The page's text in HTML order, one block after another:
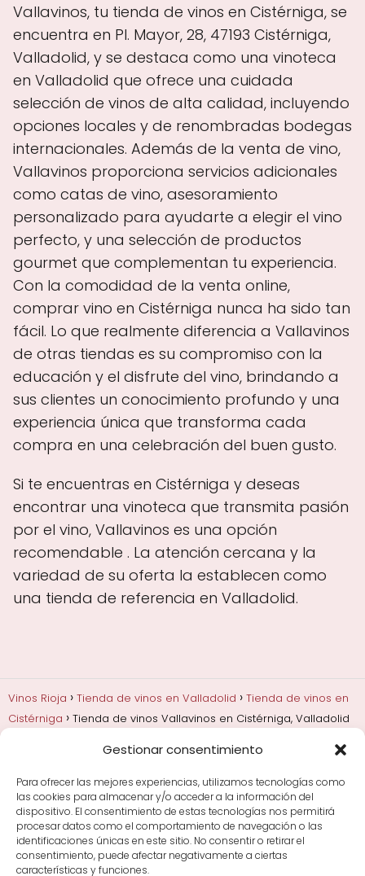
Gestionar consentimiento
Para ofrecer las mejores experiencias, utilizamos tecnologías como
las cookies para almacenar y/o acceder a la información del
dispositivo. El consentimiento de estas tecnologías nos permitirá
procesar datos como el comportamiento de navegación o las
identificaciones únicas en este sitio. No consentir o retirar el
consentimiento, puede afectar negativamente a ciertas
características y funciones.
Vallavinos, tu tienda de vinos en Cistérniga, se
encuentra en Pl. Mayor, 28, 47193 Cistérniga,
Valladolid, y se destaca como una vinoteca
en Valladolid que ofrece una cuidada
selección de vinos de alta calidad, incluyendo
opciones locales y de renombradas bodegas
internacionales. Además de la venta de vino,
Vallavinos proporciona servicios adicionales
como catas de vino, asesoramiento
personalizado para ayudarte a elegir el vino
perfecto, y una selección de productos
gourmet que complementan tu experiencia.
Con la comodidad de la venta online,
comprar vino en Cistérniga nunca ha sido tan
fácil. Lo que realmente diferencia a Vallavinos
de otras tiendas es su compromiso con la
educación y el disfrute del vino, brindando a
sus clientes un conocimiento profundo y una
experiencia única que transforma cada
compra en una celebración del buen gusto.
Si te encuentras en Cistérniga y deseas
encontrar una vinoteca que transmita pasión
por el vino, Vallavinos es una opción
recomendable . La atención cercana y la
variedad de su oferta la establecen como
una tienda de referencia en Valladolid.
Vinos Rioja Tienda de vinos en Valladolid
Tienda de vinos en
Cistérniga
Tienda de vinos Vallavinos en Cistérniga, Valladolid
Añadas, crianza y guarda
Bodegas y marcas de
Comprar vino
Rioja y guías de regalo
Cultura del vino y
curiosidades
Enoturismo en Rioja
Maridajes y vino en la mesa
Tiendas de vino por
ciudades
Tipos de Rioja y clasificación